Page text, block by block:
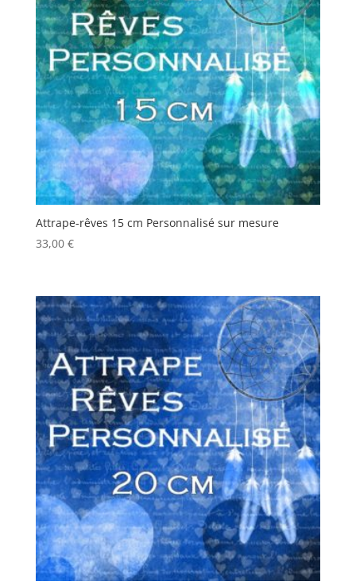
Attrape-rêves 15 cm Personnalisé sur mesure
33,00 €